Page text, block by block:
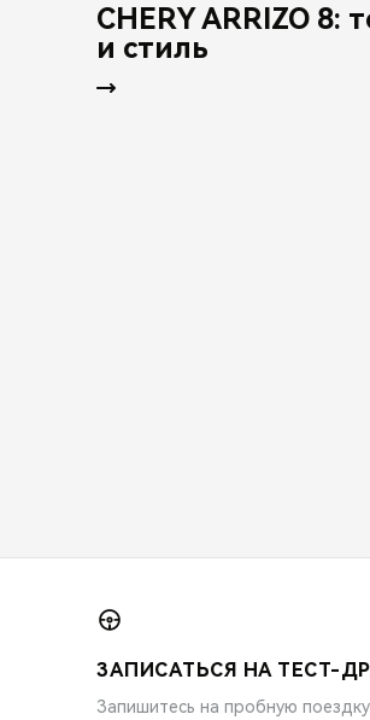
CHERY ARRIZO 8:
и стиль
ЗАПИСАТЬСЯ НА ТЕСТ-
Запишитесь на пробную поездку